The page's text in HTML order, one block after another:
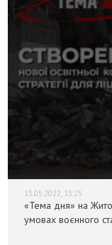
13.05.2022, 13:25
«Тема дня» на
умовах воєнного